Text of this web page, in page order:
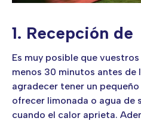
1. Recepción
Es muy posible que
menos 30 minutos antes de
agradecer tener un
ofrecer limonada o agua de
cuando el calor aprieta.